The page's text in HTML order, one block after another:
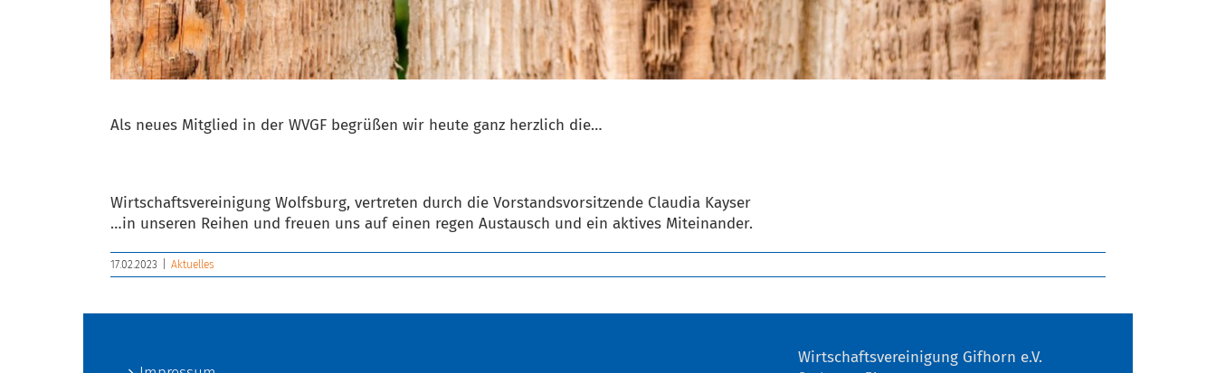
Als neues Mitglied in der WVGF begrüßen wir heute ganz herzlich die…
Wirtschaftsvereinigung Wolfsburg, vertreten durch die Vorstandsvorsitzende Claudia Kayser
…in unseren Reihen und freuen uns auf einen regen Austausch und ein aktives Miteinander.
17.02.2023 Aktuelles
Wirtschaftsvereinigung Gifhorn e.V.